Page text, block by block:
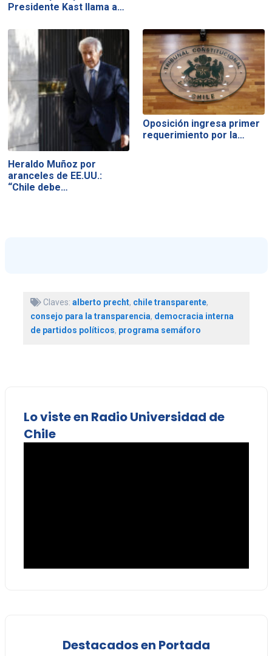
Presidente Kast llama a…
Heraldo Muñoz por
aranceles de EE.UU.:
“Chile debe…
Oposición ingresa primer
requerimiento por la…
Claves: alberto precht, chile transparente,
consejo para la transparencia, democracia interna
de partidos políticos, programa semáforo
Lo viste en Radio Universidad de
Chile
Destacados en Portada